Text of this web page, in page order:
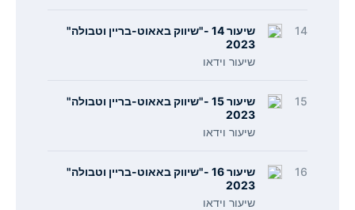
14
שיעור 14 -"שיווק באאוט-בריין וטבולה"
2023
שיעור וידאו
15
שיעור 15 -"שיווק באאוט-בריין וטבולה"
2023
שיעור וידאו
16
שיעור 16 -"שיווק באאוט-בריין וטבולה"
2023
שיעור וידאו